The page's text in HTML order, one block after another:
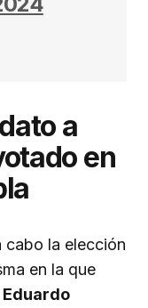
a
en
cabo la elección
en la que